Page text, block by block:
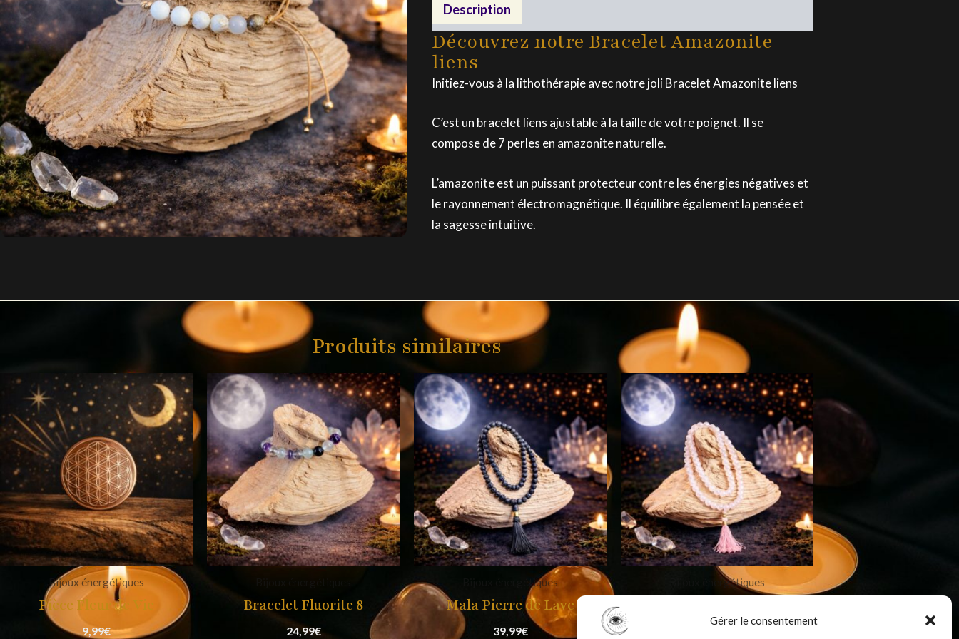
Gérer le consentement
liensDescription
Découvrez notre Bracelet Amazonite
liens
Initiez-vous à la lithothérapie avec notre joli Bracelet Amazonite liens
C’est un bracelet liens ajustable à la taille de votre poignet. Il se
compose de 7 perles en amazonite naturelle.
L’amazonite est un puissant protecteur contre les énergies négatives et
le rayonnement électromagnétique. Il équilibre également la pensée et
la sagesse intuitive.
Produits similaires
Bijoux énergétiques
Pièce Fleur de Vie
9,99€
Bracelet Fluorite 8
24,99€
Bijoux énergétiques
Mala Pierre de Lave
39,99€
Bijoux énergétiques